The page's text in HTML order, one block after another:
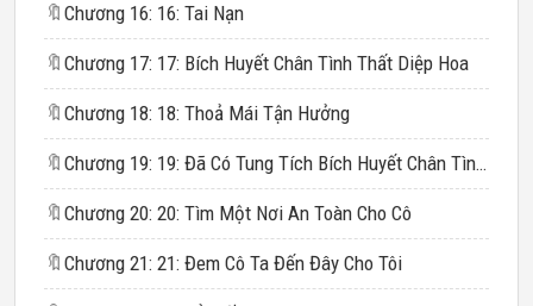
🔖 Chương 16: 16: Tai Nạn
🔖 Chương 17: 17: Bích Huyết Chân Tình Thất Diệp Hoa
🔖 Chương 18: 18: Thoả Mái Tận Hưởng
🔖 Chương 19: 19: Đã Có Tung Tích Bích Huyết Chân Tình Thất Diệp Hoa
🔖 Chương 20: 20: Tìm Một Nơi An Toàn Cho Cô
🔖 Chương 21: 21: Đem Cô Ta Đến Đây Cho Tôi